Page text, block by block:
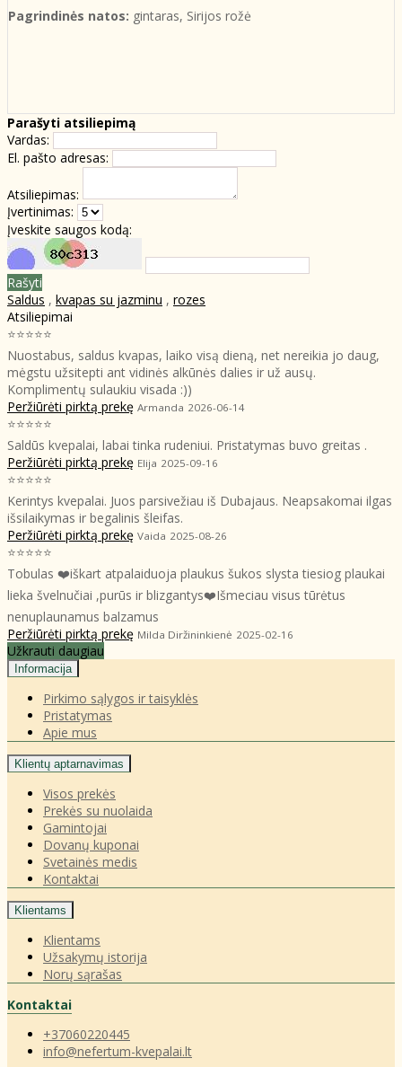
Pagrindinės natos: gintaras, Sirijos rožė
Parašyti atsiliepimą
Vardas:
El. pašto adresas:
Atsiliepimas:
Įvertinimas:
Įveskite saugos kodą:
Rašyti
Saldus , kvapas su jazminu , rozes
Atsiliepimai
⭐⭐⭐⭐⭐
Nuostabus, saldus kvapas, laiko visą dieną, net nereikia jo daug,
mėgstu užsitepti ant vidinės alkūnės dalies ir už ausų.
Komplimentų sulaukiu visada :))
Peržiūrėti pirktą prekę Armanda 2026-06-14
⭐⭐⭐⭐⭐
Saldūs kvepalai, labai tinka rudeniui. Pristatymas buvo greitas .
Peržiūrėti pirktą prekę Elija 2025-09-16
⭐⭐⭐⭐⭐
Kerintys kvepalai. Juos parsivežiau iš Dubajaus. Neapsakomai ilgas
išsilaikymas ir begalinis šleifas.
Peržiūrėti pirktą prekę Vaida 2025-08-26
⭐⭐⭐⭐⭐
Tobulas ❤️iškart atpalaiduoja plaukus šukos slysta tiesiog plaukai
lieka švelnučiai ,purūs ir blizgantys❤️Išmeciau visus tūrėtus
nenuplaunamus balzamus
Peržiūrėti pirktą prekę Milda Diržininkienė 2025-02-16
Užkrauti daugiau
Informacija
Pirkimo sąlygos ir taisyklės
Pristatymas
Apie mus
Klientų aptarnavimas
Visos prekės
Prekės su nuolaida
Gamintojai
Dovanų kuponai
Svetainės medis
Kontaktai
Klientams
Klientams
Užsakymų istorija
Norų sąrašas
Kontaktai
+37060220445
info@nefertum-kvepalai.lt